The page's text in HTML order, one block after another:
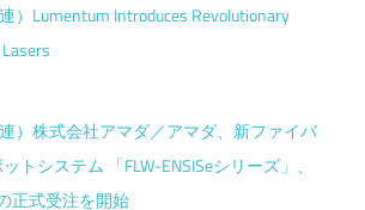
）Lumentum Introduces Revolutionary
連）株式会社アマダ／アマダ、新ファイバ
トシステム 「FLW-ENSISeシリーズ」、
正式受注を開始